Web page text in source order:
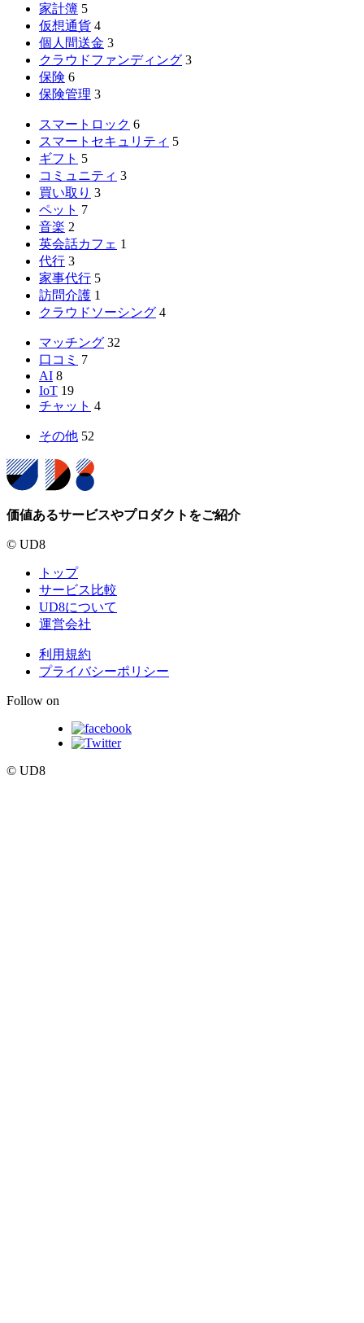
家計簿 5
仮想通貨 4
個人間送金 3
クラウドファンディング 3
保険 6
保険管理 3
スマートロック 6
スマートセキュリティ 5
ギフト 5
コミュニティ 3
買い取り 3
ペット 7
音楽 2
英会話カフェ 1
代行 3
家事代行 5
訪問介護 1
クラウドソーシング 4
マッチング 32
口コミ 7
AI 8
IoT 19
チャット 4
その他 52
価値あるサービスやプロダクトをご紹介
© UD8
トップ
サービス比較
UD8について
運営会社
利用規約
プライバシーポリシー
Follow on
© UD8